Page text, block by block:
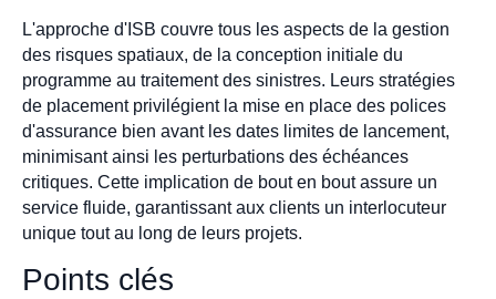
L'approche d'ISB couvre tous les aspects de la gestion
des risques spatiaux, de la conception initiale du
programme au traitement des sinistres. Leurs stratégies
de placement privilégient la mise en place des polices
d'assurance bien avant les dates limites de lancement,
minimisant ainsi les perturbations des échéances
critiques. Cette implication de bout en bout assure un
service fluide, garantissant aux clients un interlocuteur
unique tout au long de leurs projets.
Points clés